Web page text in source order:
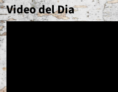
Video del Dia